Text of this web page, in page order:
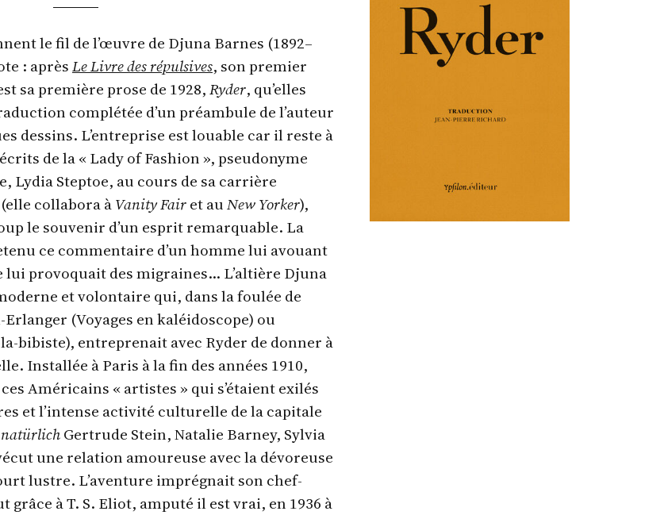
le fil de l’œuvre de Djuna Barnes (1892–
: aprèsLe Livre des répulsives, son premier
sa première prose de 1928,Ryder, qu’elles
complétée d’un préambule de l’auteur
dessins. L’entreprise est louable car il reste à
de la « Lady of Fashion », pseudonyme
Lydia Steptoe, au cours de sa carrière
collabora àVanity Fairet auNew Yorker),
le souvenir d’un esprit remarquable. La
ce commentaire d’un homme lui avouant
lui provoquait des migraines… L’altière Djuna
et volontaire qui, dans la foulée de
(Voyages en kaléidoscope) ou
bibiste), entreprenait avec Ryder de donner à
Installée à Paris à la fin des années 1910,
Américains « artistes » qui s’étaient exilés
et l’intense activité culturelle de la capitale
natürlichGertrude Stein, Natalie Barney, Sylvia
une relation amoureuse avec la dévoreuse
lustre. L’aventure imprégnait son chef-
grâce à T. S. Eliot, amputé il est vrai, en 1936 à